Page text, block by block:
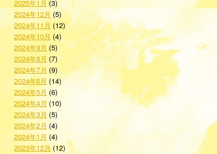
2025年1月(3)
2024年12月(5)
2024年11月 (12)
2024年10月 (4)
2024年9月 (5)
2024年8月 (7)
2024年7月(9)
2024年6月 (14)
2024年5月 (6)
2024年4月(10)
2024年3月 (5)
2024年2月 (4)
2024年1月 (4)
2023年12月(12)